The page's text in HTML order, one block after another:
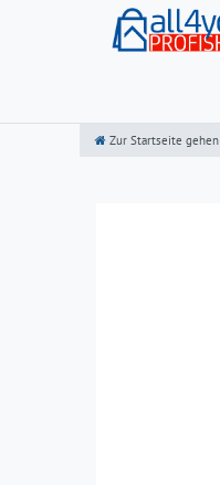
Zur Startseite gehen